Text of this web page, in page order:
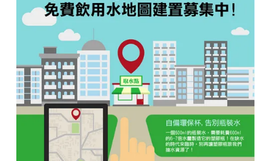
也沒有位子擠了，環評大會還沒開完就先搭車回彰化
去。最後環評委員開了四個小時的會，扛住這些官員的
「關心」，決議退回小組再審，沒讓彰化縣政府染指台
糖萬興農場這塊占地約352公頃的珍貴國土。彰化二林
精密機械園區從卓伯源任內開始喊，喊到現在十多年過
去，縣長已經換了三個，還是沒放棄在這塊土壤液化潛
勢區的農地上孵一顆「精機蛋」的夢想。開發單位號稱
說這裡與一路之隔中科二林有上下游產業關係，可是中
科二林園區至今仍有四分之三的土